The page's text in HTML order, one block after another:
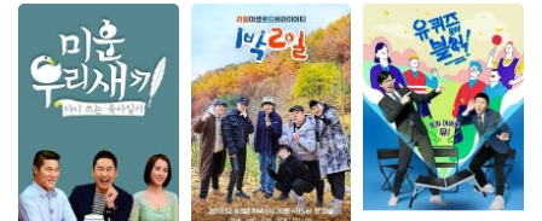
任何人失去。
少女拂去悲伤的泪
水，执剑而起。
这是一个系上缎
的，属于一位英雄
的故事。
天是恋人。
&nbsp;&nbsp;&nb
sp;&nbsp;&nbsp;&
nbsp;&nbsp;&nbs
Faker、东方神起
的最强昌珉、TXT
的杋圭等神级阵容
金浩英
永野
&nbsp;&nbsp;&nb
sp;&nbsp;&nbsp;&
nbsp;&nbsp;&nbs
p;&nbsp;本季将舞
台搬到了阳光明媚
的冲绳，来自日本
各地的暴走族与不